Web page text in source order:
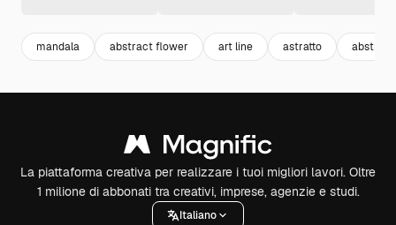
mandala abstract flower art line astratto abstract
La piattaforma creativa per realizzare i tuoi migliori lavori. Oltre
1 milione di abbonati tra creativi, imprese, agenzie e studi.
Italiano